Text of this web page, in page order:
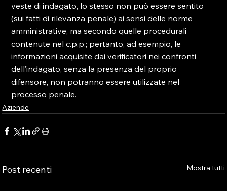
veste di indagato, lo stesso non può essere sentito
(sui fatti di rilevanza penale) ai sensi delle norme
amministrative, ma secondo quelle procedurali
contenute nel c.p.p.; pertanto, ad esempio, le
informazioni acquisite dai verificatori nei confronti
dell’indagato, senza la presenza del proprio
difensore, non potranno essere utilizzate nel
processo penale.
Aziende
Post recenti Mostra tutti